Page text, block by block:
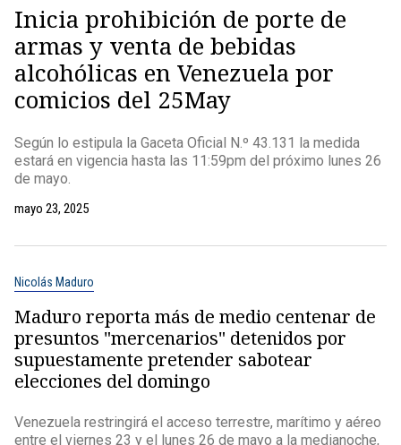
Inicia prohibición de porte de
armas y venta de bebidas
alcohólicas en Venezuela por
comicios del 25May
Según lo estipula la Gaceta Oficial N.º 43.131 la medida
estará en vigencia hasta las 11:59pm del próximo lunes 26
de mayo.
mayo 23, 2025
Nicolás Maduro
Maduro reporta más de medio centenar de
presuntos "mercenarios" detenidos por
supuestamente pretender sabotear
elecciones del domingo
Venezuela restringirá el acceso terrestre, marítimo y aéreo
entre el viernes 23 y el lunes 26 de mayo a la medianoche,